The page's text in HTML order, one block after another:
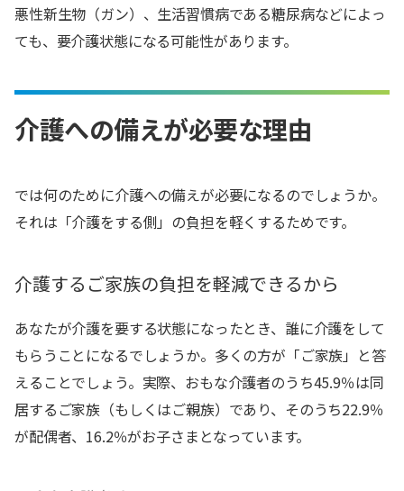
悪性新生物（ガン）、生活習慣病である糖尿病などによっ
ても、要介護状態になる可能性があります。
介護への備えが必要な理由
では何のために介護への備えが必要になるのでしょうか。
それは「介護をする側」の負担を軽くするためです。
介護するご家族の負担を軽減できるから
あなたが介護を要する状態になったとき、誰に介護をして
もらうことになるでしょうか。多くの方が「ご家族」と答
えることでしょう。実際、おもな介護者のうち45.9％は同
居するご家族（もしくはご親族）であり、そのうち22.9％
が配偶者、16.2％がお子さまとなっています。